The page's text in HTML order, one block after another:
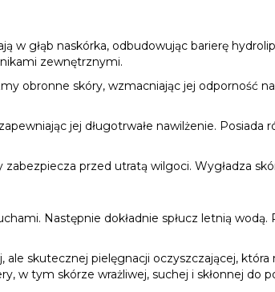
w głąb naskórka, odbudowując barierę
zewnętrznymi.
obronne skóry, wzmacniając jej odporność
jej długotrwałe nawilżenie. Posiada
przed utratą wilgoci. Wygładza
Następnie dokładnie spłucz letnią
skutecznej pielęgnacji oczyszczającej,
w tym skórze wrażliwej, suchej i skłonnej do